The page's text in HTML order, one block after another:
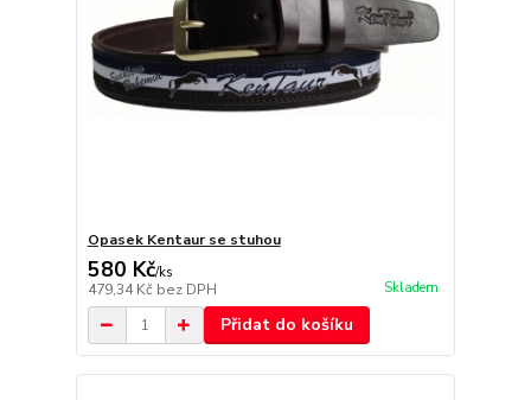
Opasek Kentaur se stuhou
580 Kč/ks
479,34 Kč bez DPH Skladem
Přidat do košíku